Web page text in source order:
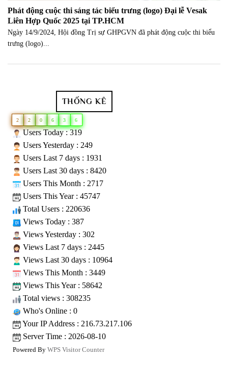
Phát động cuộc thi sáng tác biểu trưng (logo) Đại lễ Vesak
Liên Hợp Quốc 2025 tại TP.HCM
Ngày 14/9/2024, Hội đồng Trị sự GHPGVN đã phát động cuộc thi biểu
trưng (logo)...
THỐNG KÊ
2 2 0 6 3 6
Users Today : 319
Users Yesterday : 249
Users Last 7 days : 1931
Users Last 30 days : 8420
Users This Month : 2717
Users This Year : 45747
Total Users : 220636
Views Today : 387
Views Yesterday : 302
Views Last 7 days : 2445
Views Last 30 days : 10964
Views This Month : 3449
Views This Year : 58642
Total views : 308235
Who's Online : 0
Your IP Address : 216.73.217.106
Server Time : 2026-08-10
Powered By WPS Visitor Counter